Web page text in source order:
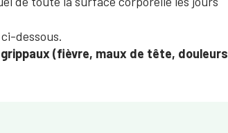
dessous.
(fièvre, maux de tête, douleurs